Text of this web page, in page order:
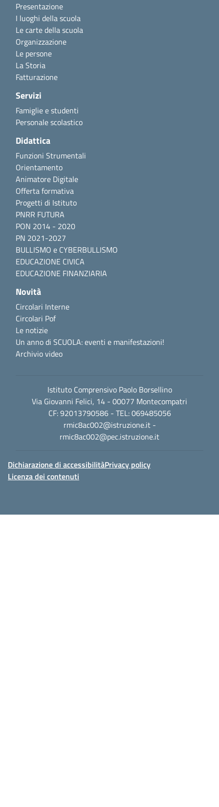
Presentazione
I luoghi della scuola
Le carte della scuola
Organizzazione
Le persone
La Storia
Fatturazione
Servizi
Famiglie e studenti
Personale scolastico
Didattica
Funzioni Strumentali
Orientamento
Animatore Digitale
Offerta formativa
Progetti di Istituto
PNRR FUTURA
PON 2014 - 2020
PN 2021-2027
BULLISMO e CYBERBULLISMO
EDUCAZIONE CIVICA
EDUCAZIONE FINANZIARIA
Novità
Circolari Interne
Circolari Pof
Le notizie
Un anno di SCUOLA: eventi e manifestazioni!
Archivio video
Istituto Comprensivo Paolo Borsellino
Via Giovanni Felici, 14 - 00077 Montecompatri
CF: 92013790586 - TEL: 069485056
rmic8ac002@istruzione.it-
rmic8ac002@pec.istruzione.it
Dichiarazione di accessibilitàPrivacy policy
Licenza dei contenuti